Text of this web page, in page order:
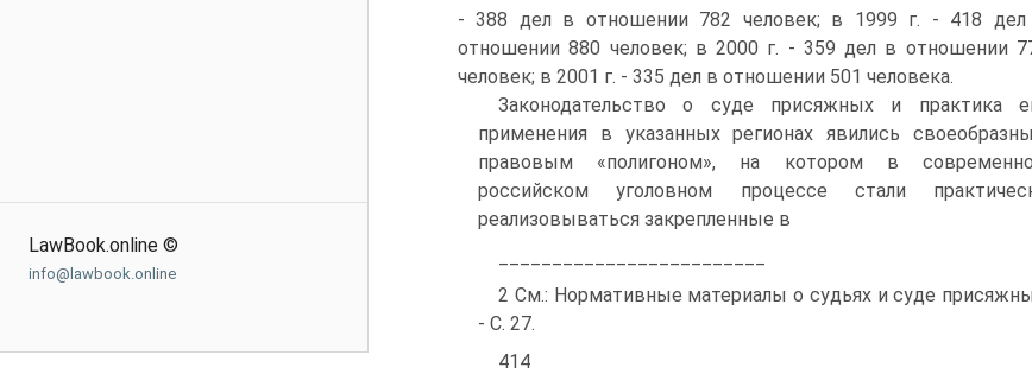
LawBook.online ©
info@lawbook.online
- 388 дел в отношении 782 человек; в 1999 г. - 418
отношении 880 человек; в 2000 г. - 359 дел в отношении
человек; в 2001 г. - 335 дел в отношении 501 человека.
Законодательство о суде присяжных и практика
применения в указанных регионах явились
правовым «полигоном», на котором в
российском уголовном процессе стали
реализовываться закрепленные в
2 См.: Нормативные материалы о судьях и суде
- С. 27.
414